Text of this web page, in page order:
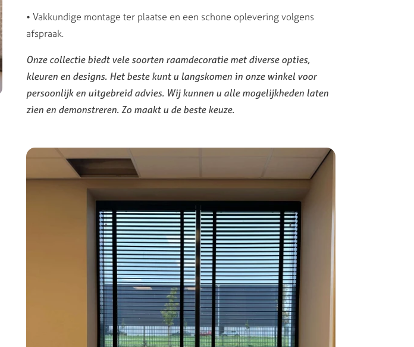
• Vakkundige montage ter plaatse en een schone oplevering volgens
afspraak.
Onze collectie biedt vele soorten raamdecoratie met diverse opties,
kleuren en designs. Het beste kunt u langskomen in onze winkel voor
persoonlijk en uitgebreid advies. Wij kunnen u alle mogelijkheden laten
zien en demonstreren. Zo maakt u de beste keuze.